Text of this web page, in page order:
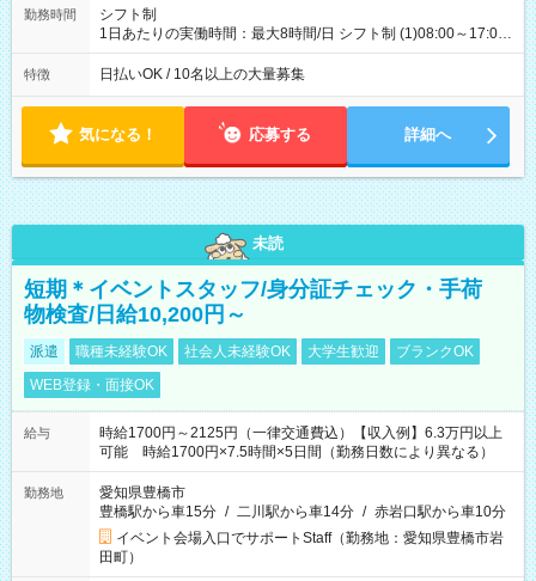
勤務時間
シフト制
1日あたりの実働時間：最大8時間/日 シフト制 (1)08:00～17:00
(2)21:00～06:00
特徴 日払いOK / 10名以上の大量募集
気になる！ 応募する 詳細へ
未読
短期＊イベントスタッフ/身分証チェック・手荷
物検査/日給10,200円～
派遣 職種未経験OK 社会人未経験OK 大学生歓迎
ブランクOK
WEB登録・面接OK
給与
時給1700円～2125円（一律交通費込）【収入例】6.3万円以上
可能 時給1700円×7.5時間×5日間（勤務日数により異なる）
勤務地
愛知県豊橋市
豊橋駅から車15分 / 二川駅から車14分 / 赤岩口駅から車10分
イベント会場入口でサポートStaff（勤務地：愛知県豊橋市岩
田町）